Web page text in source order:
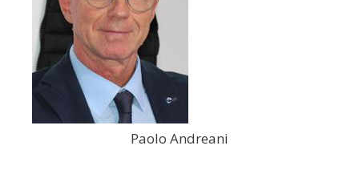
Paolo Andreani